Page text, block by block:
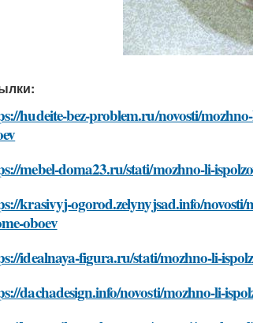
hudeite-bez-problem.ru/novosti/
mebel-doma23.ru/stati/mozhno-li-
krasivyj-ogorod.zelynyjsad.info/
oboev
idealnaya-figura.ru/stati/mozhno-li-
dachadesign.info/novosti/mozhno-li-